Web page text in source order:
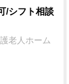
/シフト相談
老人ホーム